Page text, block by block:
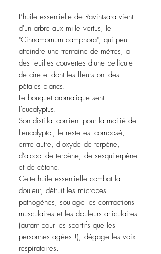
L’huile essentielle de Ravintsara vient
d'un arbre aux mille vertus, le
"Cinnamomum camphora", qui peut
atteindre une trentaine de mètres, a
des feuilles couvertes d'une pellicule
de cire et dont les fleurs ont des
pétales blancs.
Le bouquet aromatique sent
l’eucalyptus.
Son distillat contient pour la moitié de
l'eucalyptol, le reste est composé,
entre autre, d'oxyde de terpène,
d'alcool de terpène, de sesquiterpène
et de cétone.
Cette huile essentielle combat la
douleur, détruit les microbes
pathogènes, soulage les contractions
musculaires et les douleurs articulaires
(autant pour les sportifs que les
personnes agées !), dégage les voix
respiratoires.